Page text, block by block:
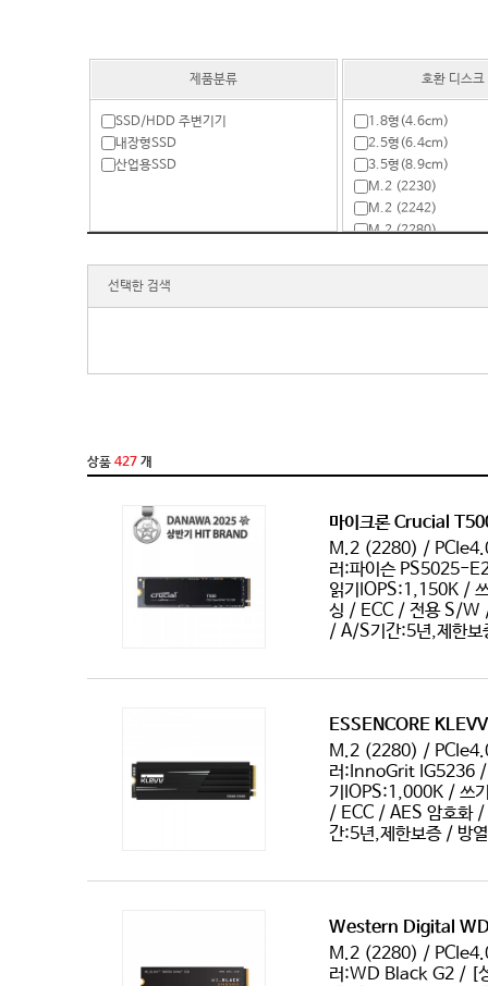
제품분류
SSD/HDD 주변기기
내장형SSD
산업용SSD
호환 디스크
1.8형(4.6cm)
2.5형(6.4cm)
3.5형(8.9cm)
M.2 (2230)
M.2 (2242)
M.2 (2280)
선택한 검색